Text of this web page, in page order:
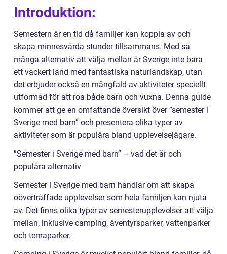
Introduktion:
Semestern är en tid då familjer kan koppla av och
skapa minnesvärda stunder tillsammans. Med så
många alternativ att välja mellan är Sverige inte bara
ett vackert land med fantastiska naturlandskap, utan
det erbjuder också en mångfald av aktiviteter speciellt
utformad för att roa både barn och vuxna. Denna guide
kommer att ge en omfattande översikt över ”semester i
Sverige med barn” och presentera olika typer av
aktiviteter som är populära bland upplevelsejägare.
”Semester i Sverige med barn” – vad det är och
populära alternativ
Semester i Sverige med barn handlar om att skapa
oöverträffade upplevelser som hela familjen kan njuta
av. Det finns olika typer av semesterupplevelser att välja
mellan, inklusive camping, äventyrsparker, vattenparker
och temaparker.